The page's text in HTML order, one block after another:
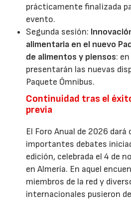
prácticamente finalizada
evento.
Segunda sesión:
alimentaria en el nuevo
de alimentos y piensos:
presentarán las nuevas
Paquete Ómnibus.
Continuidad tras el
previa
El Foro Anual de 2026
importantes debates
edición, celebrada el 4 de
en Almería. En aquel
miembros de la red y
internacionales pusieron